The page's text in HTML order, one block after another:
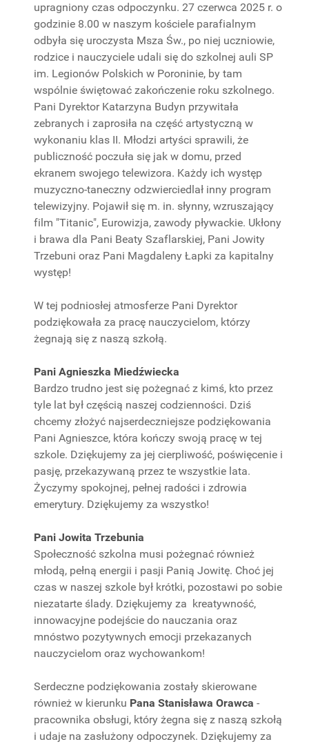
upragniony czas odpoczynku. 27 czerwca 2025 r. o
godzinie 8.00 w naszym kościele parafialnym
odbyła się uroczysta Msza Św., po niej uczniowie,
rodzice i nauczyciele udali się do szkolnej auli SP
im. Legionów Polskich w Poroninie, by tam
wspólnie świętować zakończenie roku szkolnego.
Pani Dyrektor Katarzyna Budyn przywitała
zebranych i zaprosiła na część artystyczną w
wykonaniu klas II. Młodzi artyści sprawili, że
publiczność poczuła się jak w domu, przed
ekranem swojego telewizora. Każdy ich występ
muzyczno-taneczny odzwierciedlał inny program
telewizyjny. Pojawił się m. in. słynny, wzruszający
film "Titanic", Eurowizja, zawody pływackie. Ukłony
i brawa dla Pani Beaty Szaflarskiej, Pani Jowity
Trzebuni oraz Pani Magdaleny Łapki za kapitalny
występ!
W tej podniosłej atmosferze Pani Dyrektor
podziękowała za pracę nauczycielom, którzy
żegnają się z naszą szkołą.
Pani Agnieszka Miedźwiecka
Bardzo trudno jest się pożegnać z kimś, kto przez
tyle lat był częścią naszej codzienności. Dziś
chcemy złożyć najserdeczniejsze podziękowania
Pani Agnieszce, która kończy swoją pracę w tej
szkole. Dziękujemy za jej cierpliwość, poświęcenie i
pasję, przekazywaną przez te wszystkie lata.
Życzymy spokojnej, pełnej radości i zdrowia
emerytury. Dziękujemy za wszystko!
Pani Jowita Trzebunia
Społeczność szkolna musi pożegnać również
młodą, pełną energii i pasji Panią Jowitę. Choć jej
czas w naszej szkole był krótki, pozostawi po sobie
niezatarte ślady. Dziękujemy za kreatywność,
innowacyjne podejście do nauczania oraz
mnóstwo pozytywnych emocji przekazanych
nauczycielom oraz wychowankom!
Serdeczne podziękowania zostały skierowane
również w kierunku Pana Stanisława Orawca -
pracownika obsługi, który żegna się z naszą szkołą
i udaje na zasłużony odpoczynek. Dziękujemy za